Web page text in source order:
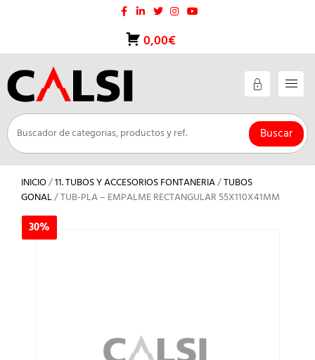
0,00€
Buscar
INICIO/11. TUBOS Y ACCESORIOS FONTANERIA/TUBOS
GONAL/ TUB-PLA – EMPALME RECTANGULAR 55X110X41MM
30%
30%